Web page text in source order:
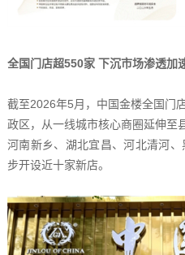
全国门店超550家 下沉市场渗透加
截至2026年5月，中国金楼全国门
政区，从一线城市核心商圈延伸至
河南新乡、湖北宜昌、河北清河
步开设近十家新店。